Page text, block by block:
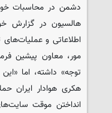
دشمن در محاسبات خود
هالسیون در گزارش
اطلاعاتی و
مور، معاون پیشین
توجه» داشته، اما
هکری هوادار ایران
انداختن موقت